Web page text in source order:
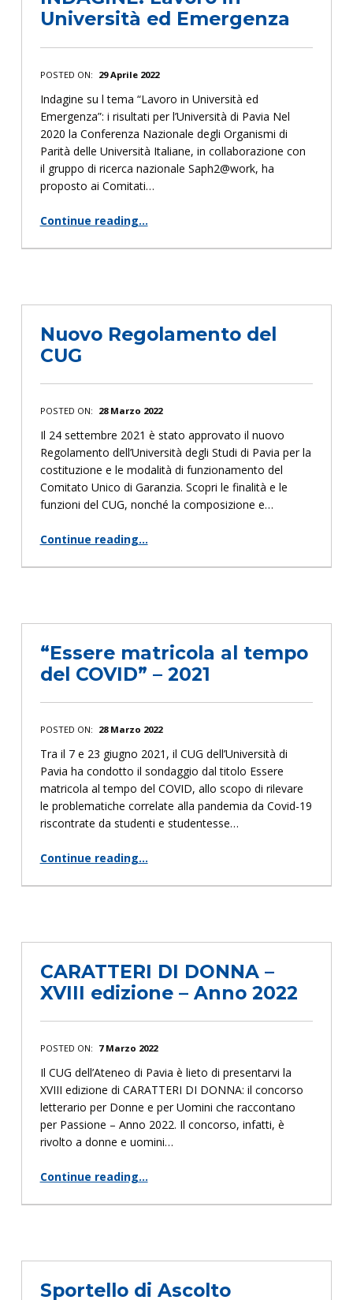
Università ed Emergenza
POSTED ON: 29 Aprile 2022
Indagine su l tema “Lavoro in Università ed
Emergenza”: i risultati per l’Università di Pavia Nel
2020 la Conferenza Nazionale degli Organismi di
Parità delle Università Italiane, in collaborazione con
il gruppo di ricerca nazionale Saph2@work, ha
proposto ai Comitati…
Continue reading…
Nuovo Regolamento del
CUG
POSTED ON: 28 Marzo 2022
Il 24 settembre 2021 è stato approvato il nuovo
Regolamento dell’Università degli Studi di Pavia per la
costituzione e le modalità di funzionamento del
Comitato Unico di Garanzia. Scopri le finalità e le
funzioni del CUG, nonché la composizione e…
Continue reading
“Nuovo Regolamento del CUG”
…
“Essere matricola al tempo
del COVID” – 2021
POSTED ON: 28 Marzo 2022
Tra il 7 e 23 giugno 2021, il CUG dell’Università di
Pavia ha condotto il sondaggio dal titolo Essere
matricola al tempo del COVID, allo scopo di rilevare
le problematiche correlate alla pandemia da Covid-19
riscontrate da studenti e studentesse…
Continue reading…
CARATTERI DI DONNA –
XVIII edizione – Anno 2022
POSTED ON: 7 Marzo 2022
Il CUG dell’Ateneo di Pavia è lieto di presentarvi la
XVIII edizione di CARATTERI DI DONNA: il concorso
letterario per Donne e per Uomini che raccontano
per Passione – Anno 2022. Il concorso, infatti, è
rivolto a donne e uomini…
Continue reading
“CARATTERI DI DONNA – XVIII edizione – Anno 2022”
…
Sportello di Ascolto